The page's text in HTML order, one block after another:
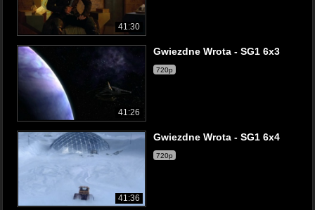
41:30
41:26
Gwiezdne Wrota - SG1 6x3
720p
41:36
Gwiezdne Wrota - SG1 6x4
720p